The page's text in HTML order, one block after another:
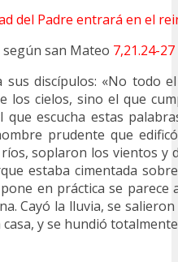
del Padre entrará en el
san Mateo 7,21.24-27
sus discípulos: «No todo
los cielos, sino el que
que escucha estas
prudente que
soplaron los vientos y
estaba cimentada
en práctica se parece
Cayó la lluvia, se
y se hundió